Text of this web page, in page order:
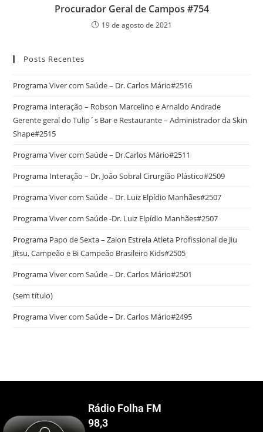
Procurador Geral de Campos #754
19 de agosto de 2021
Posts Recentes
Programa Viver com Saúde – Dr. Carlos Mário#2516
Programa Interação – Robson Marcelino e Arnaldo Andrade
Gerente geral do Tulip´s Bar e Restaurante – Administrador da Skin
Shape#2515
Programa Viver com Saúde – Dr.Carlos Mário#2511
Programa Interação – Dr. João Sobral Cirurgião Plástico#2509
Programa Viver com Saúde – Dr. Luiz Elpídio Manhães#2507
Programa Viver com Saúde -Dr. Luiz Elpídio Manhães#2507
Programa Papo de Sexta – Zaion Estrela Atleta Profissional de Jiu
Jítsu, Campeão e Bi Campeão Brasileiro Kids#2505
Programa Viver com Saúde – Dr. Carlos Mário#2501
(sem título)
Programa Viver com Saúde – Dr. Carlos Mário#2495
Rádio Folha FM
98,3